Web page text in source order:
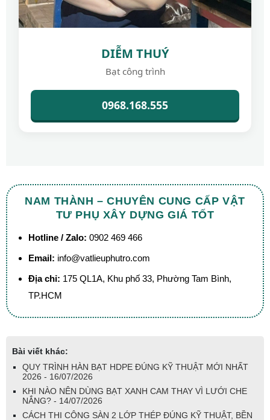
DIỄM THUÝ
Bạt công trình
0968.168.555
NAM THÀNH – CHUYÊN CUNG CẤP VẬT
TƯ PHỤ XÂY DỰNG GIÁ TỐT
Hotline / Zalo: 0902 469 466
Email: info@vatlieuphutro.com
Địa chỉ: 175 QL1A, Khu phố 33, Phường Tam Bình,
TP.HCM
Bài viết khác:
QUY TRÌNH HÀN BẠT HDPE ĐÚNG KỸ THUẬT MỚI NHẤT
2026 - 16/07/2026
KHI NÀO NÊN DÙNG BẠT XANH CAM THAY VÌ LƯỚI CHE
NẮNG? - 14/07/2026
CÁCH THI CÔNG SÀN 2 LỚP THÉP ĐÚNG KỸ THUẬT, BỀN